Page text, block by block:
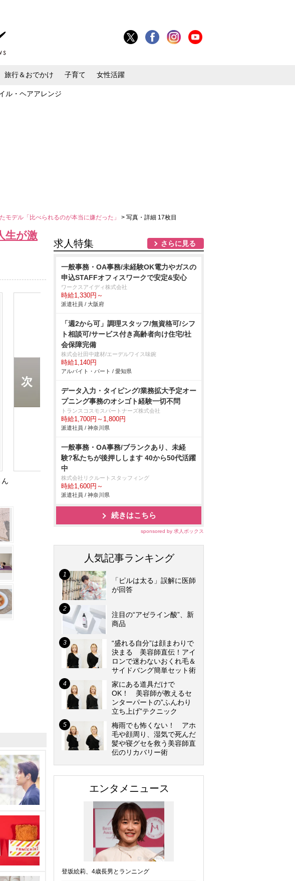
ル・ヘアアレンジ
旅行＆おでかけ 子育て 女性活躍
モデル「比べられるのが本当に嫌だった」 > 写真・詳細 17枚目
生が激
求人特集 さらに見る
一般事務・OA事務/未経験OK電力やガスの
申込STAFFオフィスワークで安定&安心
ワークスアイディ株式会社
時給1,330円～
派遣社員 / 大阪府
「週2から可」調理スタッフ/無資格可/シフ
ト相談可/サービス付き高齢者向け住宅/社
会保障完備
株式会社田中建材/エーデルワイス味鋺
時給1,140円
アルバイト・パート / 愛知県
データ入力・タイピング/業務拡大予定オー
プニング事務のオシゴト経験一切不問
トランスコスモスパートナーズ株式会社
時給1,700円～1,800円
派遣社員 / 神奈川県
一般事務・OA事務/ブランクあり、未経
験?私たちが後押しします 40から50代活躍
中
株式会社リクルートスタッフィング
時給1,600円～
派遣社員 / 神奈川県
続きはこちら
sponsored by 求人ボックス
人気記事ランキング
「ピルは太る」誤解に医師
が回答
注目の“アゼライン酸”、新
商品
“盛れる自分”は顔まわりで
決まる 美容師直伝！アイ
ロンで迷わないおくれ毛＆
サイドバング簡単セット術
家にある道具だけで
OK！ 美容師が教えるセ
ンターパートの”ふんわり
立ち上げ”テクニック
梅雨でも怖くない！ アホ
毛や顔周り、湿気で死んだ
髪や寝グセを救う美容師直
伝のリカバリー術
エンタメニュース
登坂絵莉、4歳長男とランニング